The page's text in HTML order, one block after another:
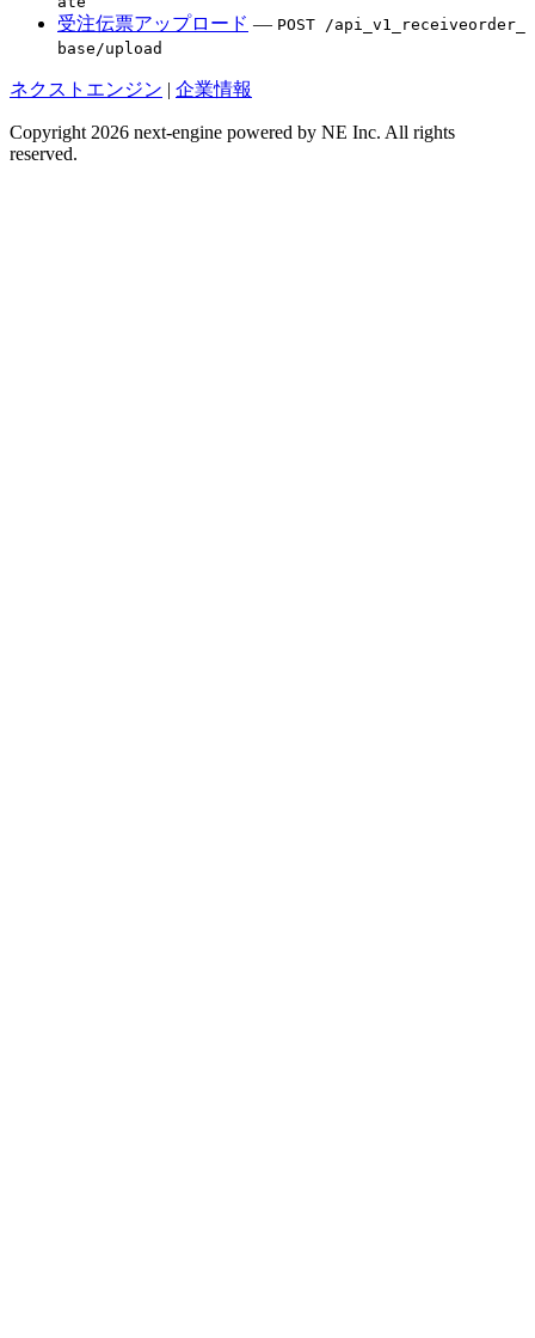
受注伝票アップロード — POST /api_v1_receiveorder_
base/upload
ネクストエンジン | 企業情報
Copyright 2026 next-engine powered by NE Inc. All rights
reserved.